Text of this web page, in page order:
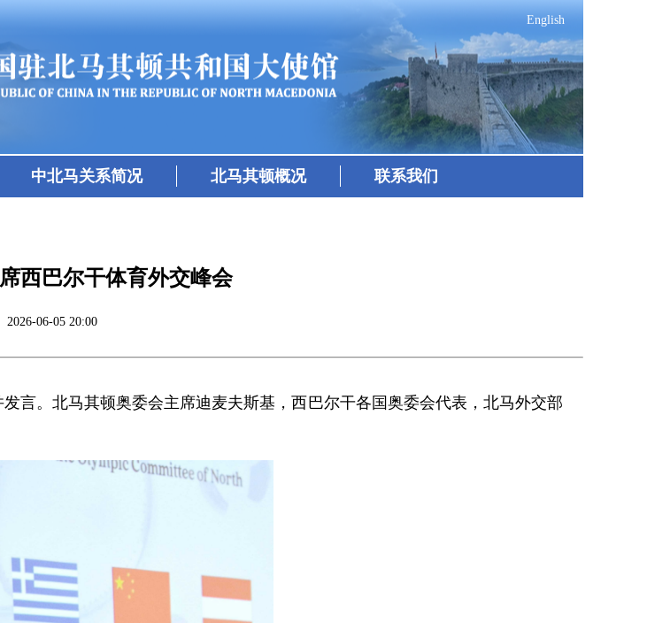
English
中北马关系简况 北马其顿概况 联系我们
西巴尔干体育外交峰会
2026-06-05 20:00
言。北马其顿奥委会主席迪麦夫斯基，西巴尔干各国奥委会代表，北马外交部